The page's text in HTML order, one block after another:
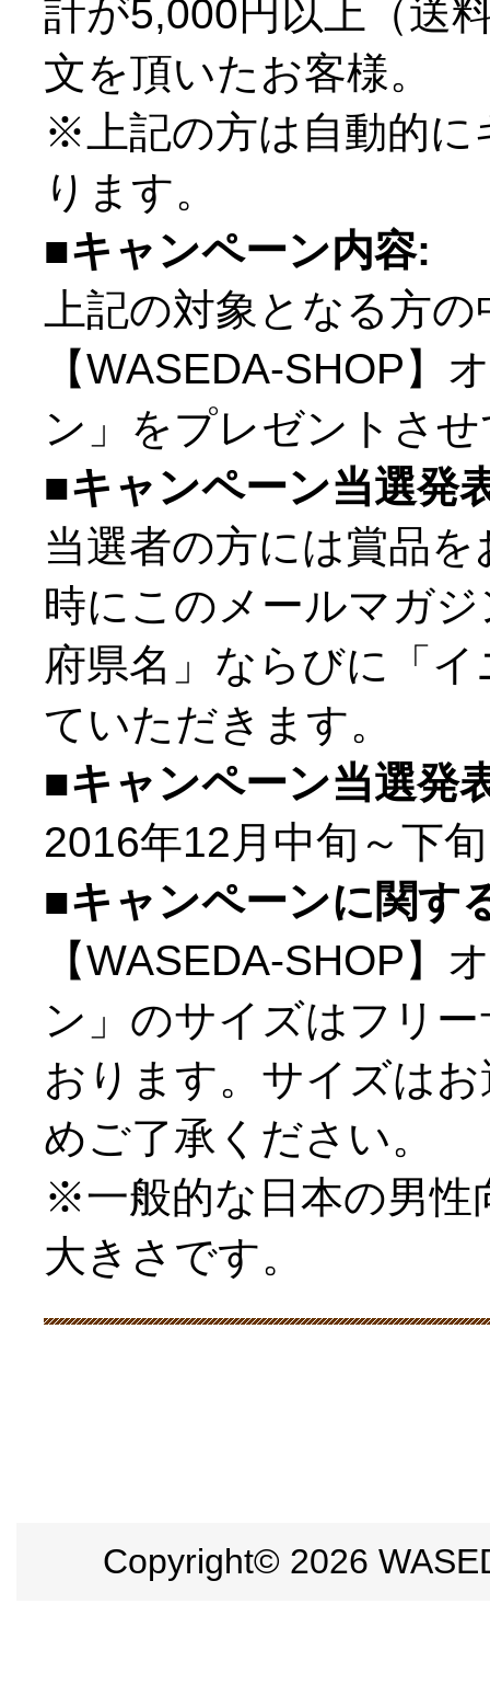
計が5,000円以上（送
文を頂いたお客様。
※上記の方は自動的に
ります。
■キャンペーン内容:
上記の対象となる方
【WASEDA-SHOP】
ン」をプレゼントさ
■キャンペーン当選発
当選者の方には賞品
時にこのメールマガ
府県名」ならびに「
ていただきます。
■キャンペーン当選発
2016年12月中旬～下
■キャンペーンに関す
【WASEDA-SHOP】
ン」のサイズはフリ
おります。サイズは
めご了承ください。
※一般的な日本の男性
大きさです。
Copyright© 2026